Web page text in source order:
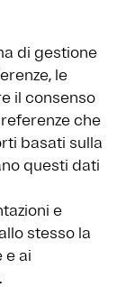
di gestione
le
il consenso
che
basati sulla
questi dati
e
stesso la
e ai